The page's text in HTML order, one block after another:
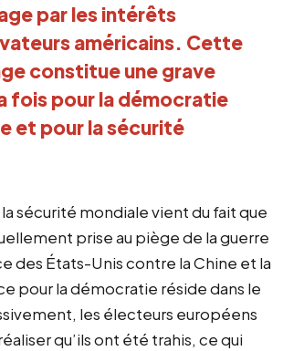
par les intérêts
américains. Cette
constitue une grave
fois pour la démocratie
et pour la sécurité
sécurité mondiale vient du fait que
prise au piège de la guerre
des États-Unis contre la Chine et la
pour la démocratie réside dans le
les électeurs européens
qu’ils ont été trahis, ce qui